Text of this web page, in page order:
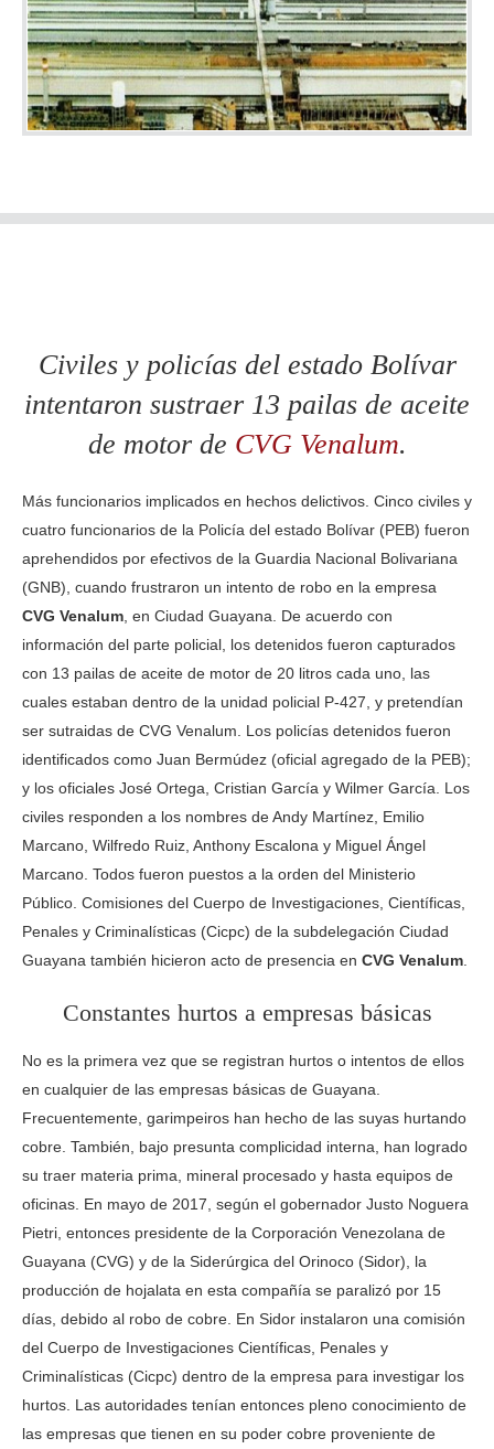
Civiles y policías del estado Bolívar
intentaron sustraer 13 pailas de aceite
de motor de CVG Venalum.
Más funcionarios implicados en hechos delictivos. Cinco civiles y
cuatro funcionarios de la Policía del estado Bolívar (PEB) fueron
aprehendidos por efectivos de la Guardia Nacional Bolivariana
(GNB), cuando frustraron un intento de robo en la empresa
CVG Venalum , en Ciudad Guayana. De acuerdo con
información del parte policial, los detenidos fueron capturados
con 13 pailas de aceite de motor de 20 litros cada uno, las
cuales estaban dentro de la unidad policial P-427, y pretendían
ser sutraidas de CVG Venalum. Los policías detenidos fueron
identificados como Juan Bermúdez (oficial agregado de la PEB);
y los oficiales José Ortega, Cristian García y Wilmer García. Los
civiles responden a los nombres de Andy Martínez, Emilio
Marcano, Wilfredo Ruiz, Anthony Escalona y Miguel Ángel
Marcano. Todos fueron puestos a la orden del Ministerio
Público. Comisiones del Cuerpo de Investigaciones, Científicas,
Penales y Criminalísticas (Cicpc) de la subdelegación Ciudad
Guayana también hicieron acto de presencia en CVG Venalum
Constantes hurtos a empresas básicas
No es la primera vez que se registran hurtos o intentos de ellos
en cualquier de las empresas básicas de Guayana.
Frecuentemente, garimpeiros han hecho de las suyas hurtando
cobre. También, bajo presunta complicidad interna, han logrado
su traer materia prima, mineral procesado y hasta equipos de
oficinas. En mayo de 2017, según el gobernador Justo Noguera
Pietri, entonces presidente de la Corporación Venezolana de
Guayana (CVG) y de la Siderúrgica del Orinoco (Sidor), la
producción de hojalata en esta compañía se paralizó por 15
días, debido al robo de cobre. En Sidor instalaron una comisión
del Cuerpo de Investigaciones Científicas, Penales y
Criminalísticas (Cicpc) dentro de la empresa para investigar los
hurtos. Las autoridades tenían entonces pleno conocimiento de
las empresas que tienen en su poder cobre proveniente de